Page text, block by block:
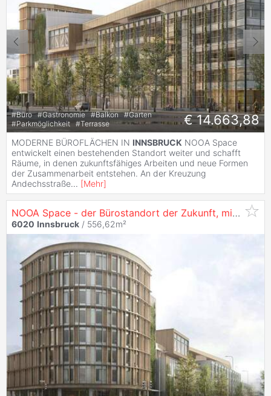
#Büro #Gastronomie #Balkon #Garten
#Parkmöglichkeit #Terrasse € 14.663,88
MODERNE BÜROFLÄCHEN IN INNSBRUCK NOOA Space
entwickelt einen bestehenden Standort weiter und schafft
Räume, in denen zukunftsfähiges Arbeiten und neue Formen
der Zusammenarbeit entstehen. An der Kreuzung
Andechsstraße... [Mehr]
NOOA Space - der Bürostandort der Zukunft, mit 556 m² in
6020 Innsbruck / 556,62m²